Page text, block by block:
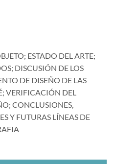
ESTADO DEL ARTE;
DISCUSIÓN DE LOS
DE DISEÑO DE LAS
VERIFICACIÓN DEL
CONCLUSIONES,
Y FUTURAS LÍNEAS DE